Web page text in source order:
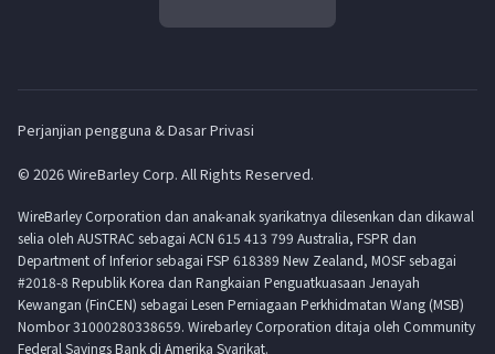
Perjanjian pengguna & Dasar Privasi
© 2026 WireBarley Corp. All Rights Reserved.
WireBarley Corporation dan anak-anak syarikatnya dilesenkan dan dikawal
selia oleh AUSTRAC sebagai ACN 615 413 799 Australia, FSPR dan
Department of Inferior sebagai FSP 618389 New Zealand, MOSF sebagai
#2018-8 Republik Korea dan Rangkaian Penguatkuasaan Jenayah
Kewangan (FinCEN) sebagai Lesen Perniagaan Perkhidmatan Wang (MSB)
Nombor 31000280338659. Wirebarley Corporation ditaja oleh Community
Federal Savings Bank di Amerika Syarikat.